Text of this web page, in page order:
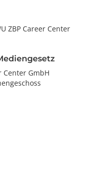
ZBP Career Center
Center GmbH